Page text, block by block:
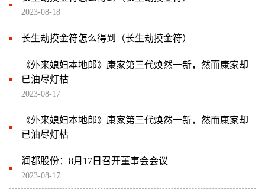
2023-08-18
长生劫摸金符怎么得到（长生劫摸金符）
《外来媳妇本地郎》康家第三代焕然一新，然而康家却
已油尽灯枯
2023-08-17
《外来媳妇本地郎》康家第三代焕然一新，然而康家却
已油尽灯枯
润都股份：8月17日召开董事会会议
2023-08-17